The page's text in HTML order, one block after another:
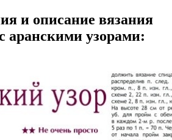
и описание вязания
аранскими узорами: